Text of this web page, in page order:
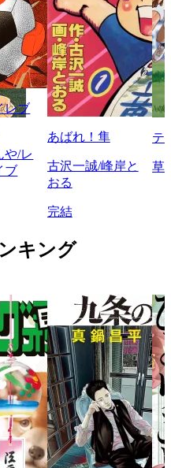
レブ
や/レ
ブ
あばれ！隼
古沢一誠/峰岸と
おる
完結
テ
草
キング